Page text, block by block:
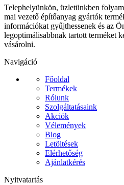
Telephelyünkön, üzletünkben
mai vezető építőanyag gyártók
információkat gyűjthessenek és az
legoptimálisabbnak tartott terméket
vásárolni.
Navigáció
Főoldal
Termékek
Rólunk
Szolgáltatásaink
Akciók
Vélemények
Blog
Letöltések
Elérhetőség
Ajánlatkérés
Nyitvatartás